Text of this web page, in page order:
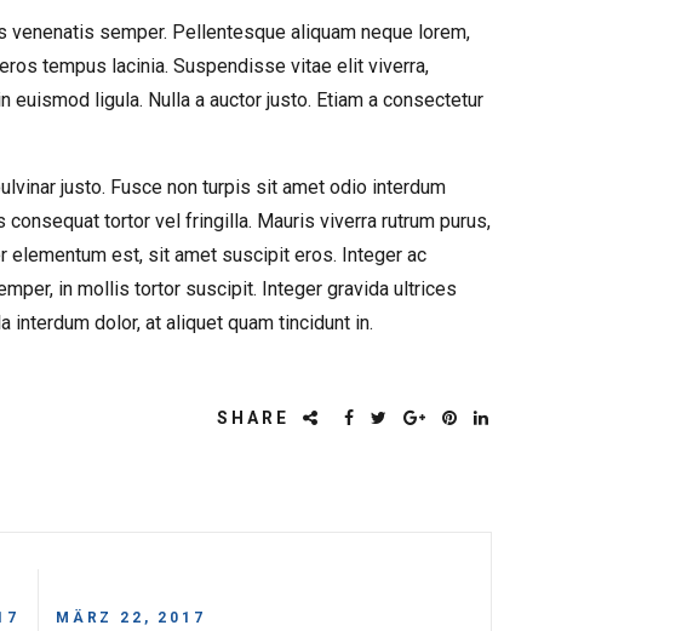
venenatis semper. Pellentesque aliquam neque lorem,
tempus lacinia. Suspendisse vitae elit viverra,
ligula. Nulla a auctor justo. Etiam a consectetur
justo. Fusce non turpis sit amet odio interdum
tortor vel fringilla. Mauris viverra rutrum purus,
elementum est, sit amet suscipit eros. Integer ac
in mollis tortor suscipit. Integer gravida ultrices
dolor, at aliquet quam tincidunt in.
SHARE
MÄRZ 22, 2017